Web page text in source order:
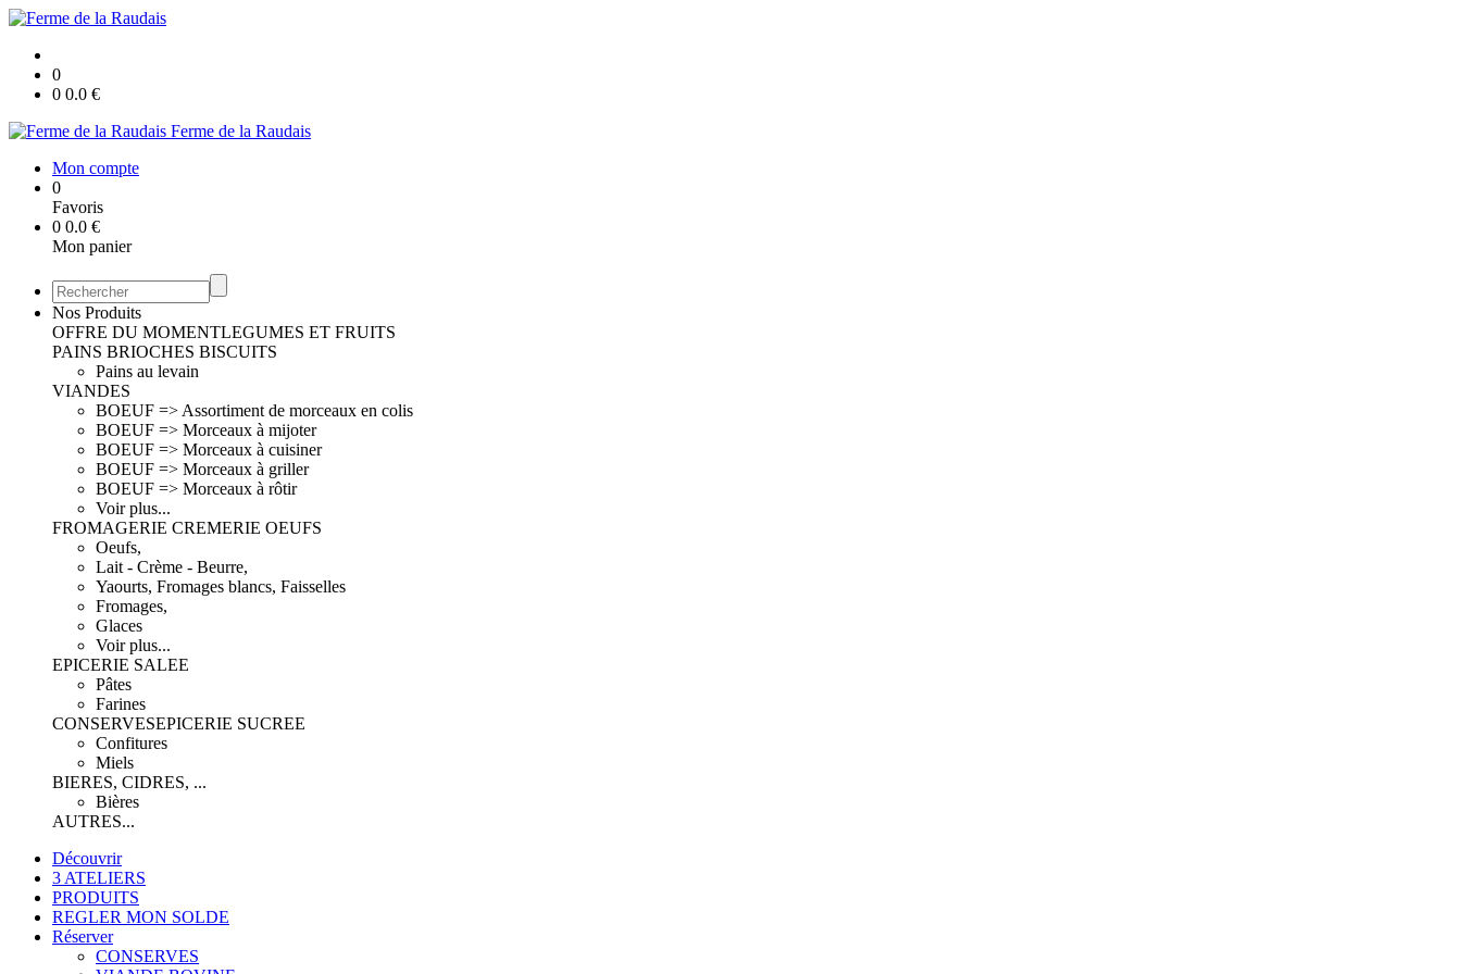
0
0 0.0 €
Ferme de la Raudais
Mon compte
0
Favoris
0 0.0 €
Mon panier
Nos Produits
OFFRE DU MOMENTLEGUMES ET FRUITS
PAINS BRIOCHES BISCUITS
Pains au levain
VIANDES
BOEUF => Assortiment de morceaux en colis
BOEUF => Morceaux à mijoter
BOEUF => Morceaux à cuisiner
BOEUF => Morceaux à griller
BOEUF => Morceaux à rôtir
Voir plus...
FROMAGERIE CREMERIE OEUFS
Oeufs,
Lait - Crème - Beurre,
Yaourts, Fromages blancs, Faisselles
Fromages,
Glaces
Voir plus...
EPICERIE SALEE
Pâtes
Farines
CONSERVESEPICERIE SUCREE
Confitures
Miels
BIERES, CIDRES, ...
Bières
AUTRES...
Découvrir
3 ATELIERS
PRODUITS
REGLER MON SOLDE
Réserver
CONSERVES